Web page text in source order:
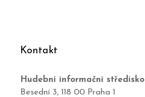
Kontakt
Hudební informační středisko
Besední 3, 118 00 Praha 1